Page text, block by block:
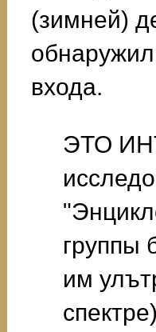
(зимней)
входа.
ЭТО
группы
им